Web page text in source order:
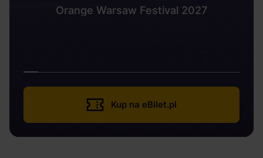
Orange Warsaw Festival 2027
Kup na eBilet.pl